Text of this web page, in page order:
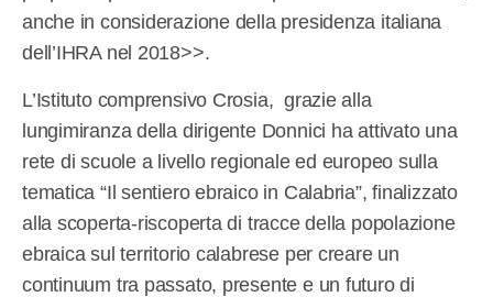
anche in considerazione della presidenza italiana
dell’IHRA nel 2018>>.
L’Istituto comprensivo Crosia, grazie alla
lungimiranza della dirigente Donnici ha attivato una
rete di scuole a livello regionale ed europeo sulla
tematica “Il sentiero ebraico in Calabria”, finalizzato
alla scoperta-riscoperta di tracce della popolazione
ebraica sul territorio calabrese per creare un
continuum tra passato, presente e un futuro di